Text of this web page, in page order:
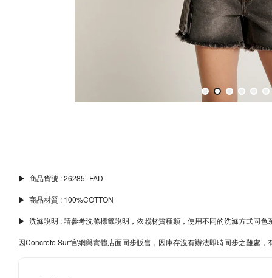
▶︎ 商品貨號 : 26285_FAD
▶︎ 商品材質 : 100%COTTON
▶︎ 洗滌說明 : 請參考洗滌標籤說明，依照材質種類，使用不同的洗滌方式同
因Concrete Surf官網與實體店面同步販售，因庫存沒有辦法即時同步之難處